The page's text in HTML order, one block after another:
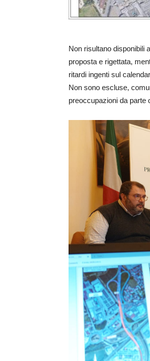
Non risultano disponibili
proposta e rigettata,
ritardi ingenti sul
Non sono escluse,
preoccupazioni da parte